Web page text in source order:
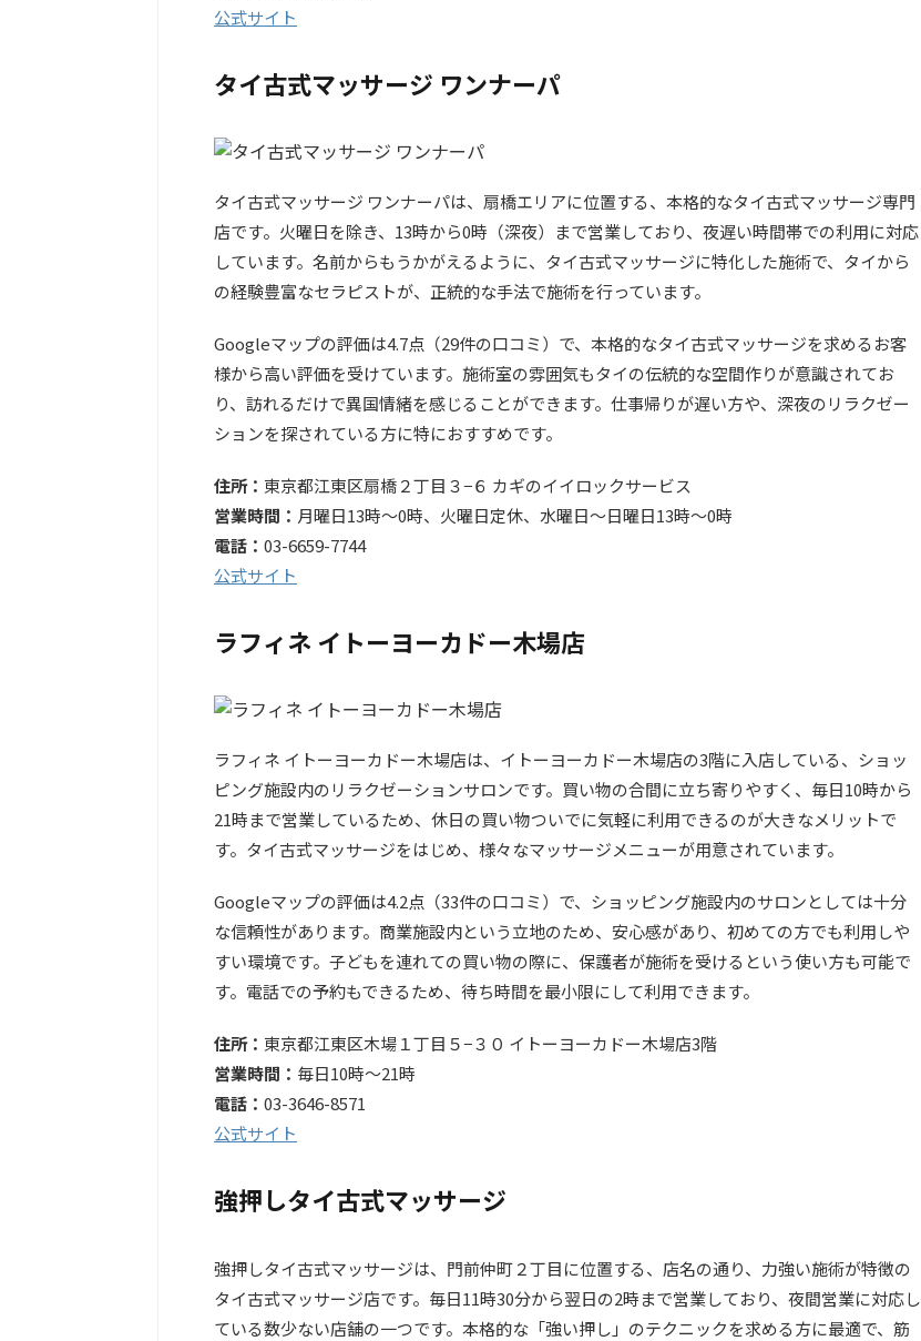
公式サイト
タイ古式マッサージ ワンナーパ
タイ古式マッサージ ワンナーパは、扇橋エリアに位置する、本格的なタイ古式マッサージ専門
店です。火曜日を除き、13時から0時（深夜）まで営業しており、夜遅い時間帯での利用に対応
しています。名前からもうかがえるように、タイ古式マッサージに特化した施術で、タイから
の経験豊富なセラピストが、正統的な手法で施術を行っています。
Googleマップの評価は4.7点（29件の口コミ）で、本格的なタイ古式マッサージを求めるお客
様から高い評価を受けています。施術室の雰囲気もタイの伝統的な空間作りが意識されてお
り、訪れるだけで異国情緒を感じることができます。仕事帰りが遅い方や、深夜のリラクゼー
ションを探されている方に特におすすめです。
住所： 東京都江東区扇橋２丁目３−６ カギのイイロックサービス
営業時間： 月曜日13時～0時、火曜日定休、水曜日～日曜日13時～0時
電話： 03-6659-7744
公式サイト
ラフィネ イトーヨーカドー木場店
ラフィネ イトーヨーカドー木場店は、イトーヨーカドー木場店の3階に入店している、ショッ
ピング施設内のリラクゼーションサロンです。買い物の合間に立ち寄りやすく、毎日10時から
21時まで営業しているため、休日の買い物ついでに気軽に利用できるのが大きなメリットで
す。タイ古式マッサージをはじめ、様々なマッサージメニューが用意されています。
Googleマップの評価は4.2点（33件の口コミ）で、ショッピング施設内のサロンとしては十分
な信頼性があります。商業施設内という立地のため、安心感があり、初めての方でも利用しや
すい環境です。子どもを連れての買い物の際に、保護者が施術を受けるという使い方も可能で
す。電話での予約もできるため、待ち時間を最小限にして利用できます。
住所： 東京都江東区木場１丁目５−３０ イトーヨーカドー木場店3階
営業時間： 毎日10時～21時
電話： 03-3646-8571
公式サイト
強押しタイ古式マッサージ
強押しタイ古式マッサージは、門前仲町２丁目に位置する、店名の通り、力強い施術が特徴の
タイ古式マッサージ店です。毎日11時30分から翌日の2時まで営業しており、夜間営業に対応し
ている数少ない店舗の一つです。本格的な「強い押し」のテクニックを求める方に最適で、筋